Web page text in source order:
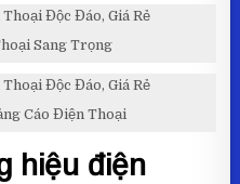
Sang Trọng
Cáo Điện Thoại
hiệu điện